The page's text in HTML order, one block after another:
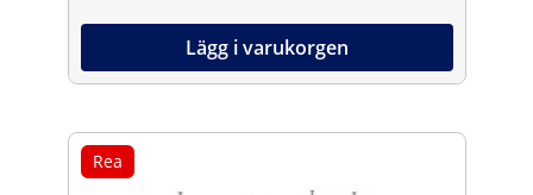
Lägg i varukorgen
Rea